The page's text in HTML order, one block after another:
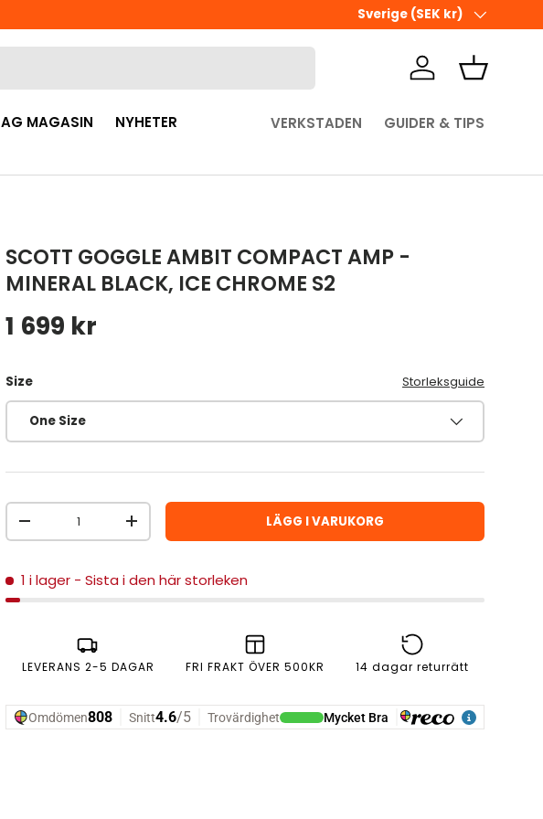
Ute i sista minuten? Välj
Land/Region
Sverige (SEK kr)
Logga inKorg
AG MAGASIN
NYHETER
VERKSTADEN GUIDER & TIPS
SCOTT GOGGLE AMBIT COMPACT AMP -
MINERAL BLACK, ICE CHROME S2
Ordinarie pris
1 699 kr
Size Storleksguide
One Size
Antal
MINSKA ANTAL
ÖKA ANTAL LÄGG I VARUKORG
1 i lager - Sista i den här storleken
LEVERANS 2-5 DAGAR FRI FRAKT ÖVER 500KR 14 dagar returrätt